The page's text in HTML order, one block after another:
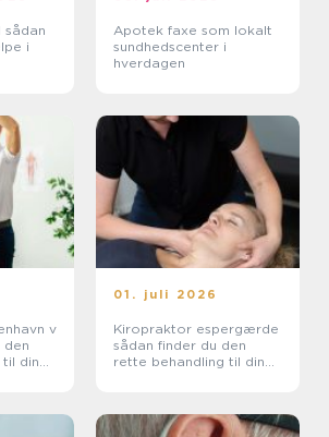
i
Apotek faxe som lokalt
sundhedscenter i
hverdagen
v
til dine
01. juli 2026
Kiropraktor espergærde
sådan finder du den
rette behandling til dine